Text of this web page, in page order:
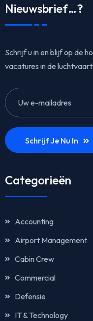
Nieuwsbrief…?
Schrijf u in en blijf op de
vacatures in de luchtvaart.
Schrijf Je Nu In
Categorieën
Accounting
Airport Management
Cabin Crew
Commercial
Defensie
IT & Technology